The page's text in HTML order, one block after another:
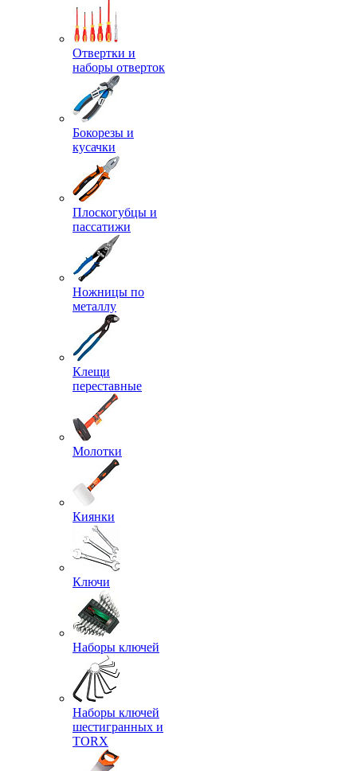
Отвертки и
наборы отверток
Бокорезы и
кусачки
Плоскогубцы и
пассатижи
Ножницы по
металлу
Клещи
переставные
Молотки
Киянки
Ключи
Наборы ключей
Наборы ключей
шестигранных и
TORX